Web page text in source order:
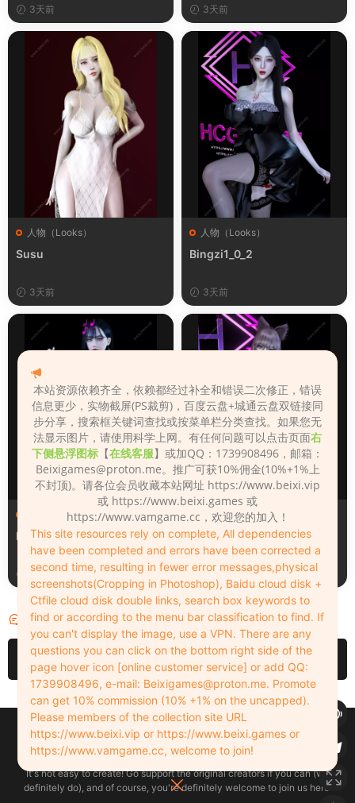
3天前 3天前
人物（Looks）
Susu
3天前
人物（Looks）
Bingzi1_0_2
3天前
人物（Looks）
Monica_2_2_2
3天前
人物（Looks）
Lizhen2025
4天前
评论 0
请先登录
Copyleft © 2022-2026 beixi.vip - All Rights Freedom！
创作不易！有能力的同学可以去支持一下原创作者（我们绝对支持），当然
了，您加入这里我们也绝对欢迎！
It's not easy to create! Go support the original creators if you can (we
definitely do), and of course, you're definitely welcome to join us here!
本站资源依赖齐全，依赖都经过补全和错误二次修正，错误
信息更少，实物截屏(PS裁剪)，百度云盘+城通云盘双链接同
步分享，搜索框关键词查找或按菜单栏分类查找。如果您无
法显示图片，请使用科学上网。有任何问题可以点击页面右
下侧悬浮图标 【在线客服】或加QQ：1739908496，邮箱：
Beixigames@proton.me。推广可获10%佣金(10%+1%上
不封顶)。请各位会员收藏本站网址 https://www.beixi.vip
或 https://www.beixi.games 或
https://www.vamgame.cc，欢迎您的加入！
This site resources rely on complete, All dependencies
have been completed and errors have been corrected a
second time, resulting in fewer error messages,physical
screenshots(Cropping in Photoshop), Baidu cloud disk +
Ctfile cloud disk double links, search box keywords to
find or according to the menu bar classification to find. If
you can't display the image, use a VPN. There are any
questions you can click on the bottom right side of the
page hover icon [online customer service] or add QQ:
1739908496, e-mail: Beixigames@proton.me. Promote
can get 10% commission (10% +1% on the uncapped).
Please members of the collection site URL
https://www.beixi.vip or https://www.beixi.games or
https://www.vamgame.cc, welcome to join!